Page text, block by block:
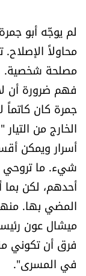
لم يوجّه أبو
محاولاً
مصلحة شخصية.
فهم ضرورة أن
جمرة كان
الخارج من
أسرار ويمكن
شيء. ما تروحي
أحدهم، لكن
المضي بها.
ميشال عون
فرق أن تكوني
في المسرى".